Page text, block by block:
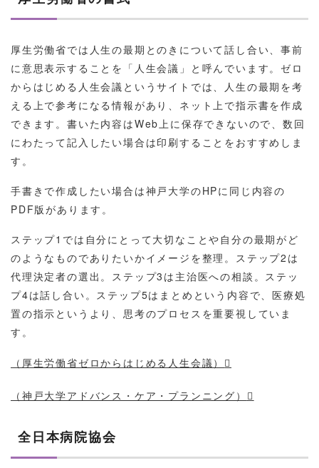
厚生労働省では人生の最期とのきについて話し合い、事前
に意思表示することを「人生会議」と呼んでいます。ゼロ
からはじめる人生会議というサイトでは、人生の最期を考
える上で参考になる情報があり、ネット上で指示書を作成
できます。書いた内容はWeb上に保存できないので、数回
にわたって記入したい場合は印刷することをおすすめしま
す。
手書きで作成したい場合は神戸大学のHPに同じ内容の
PDF版があります。
ステップ1では自分にとって大切なことや自分の最期がど
のようなものでありたいかイメージを整理。ステップ2は
代理決定者の選出。ステップ3は主治医への相談。ステッ
プ4は話し合い。ステップ5はまとめという内容で、医療処
置の指示というより、思考のプロセスを重要視していま
す。
（厚生労働省ゼロからはじめる人生会議）
（神戸大学アドバンス・ケア・プランニング）
全日本病院協会